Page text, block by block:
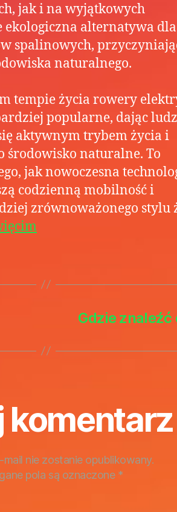
jak i na wyjątkowych
ekologiczna alternatywa dla
spalinowych,
naturalnego.
tempie życia rowery
popularne, dając
aktywnym trybem życia i
środowisko naturalne. To
jak nowoczesna
codzienną mobilność i
zrównoważonego stylu
Gdzie
komentarz
nie zostanie opublikowany.
pola są oznaczone *